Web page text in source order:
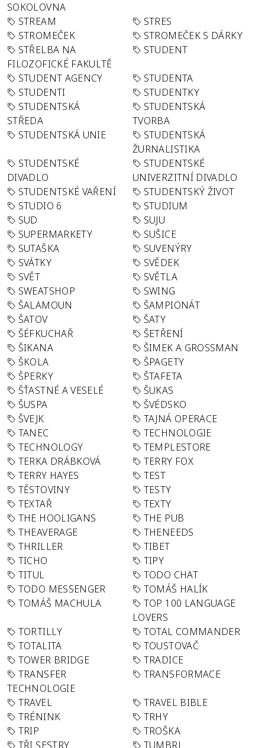
SOKOLOVNA
STREAM
STRES
STROMEČEK
STROMEČEK S DÁRKY
STŘELBA NA
FILOZOFICKÉ FAKULTĚ
STUDENT
STUDENT AGENCY
STUDENTA
STUDENTI
STUDENTKY
STUDENTSKÁ
STŘEDA
STUDENTSKÁ
TVORBA
STUDENTSKÁ UNIE
STUDENTSKÁ
ŽURNALISTIKA
STUDENTSKÉ
DIVADLO
STUDENTSKÉ
UNIVERZITNÍ DIVADLO
STUDENTSKÉ VAŘENÍ
STUDENTSKÝ ŽIVOT
STUDIO 6
STUDIUM
SUD
SUJU
SUPERMARKETY
SUŠICE
SUTAŠKA
SUVENÝRY
SVÁTKY
SVĚDEK
SVĚT
SVĚTLA
SWEATSHOP
SWING
ŠALAMOUN
ŠAMPIONÁT
ŠATOV
ŠATY
ŠÉFKUCHAŘ
ŠETŘENÍ
ŠIKANA
ŠIMEK A GROSSMAN
ŠKOLA
ŠPAGETY
ŠPERKY
ŠTAFETA
ŠŤASTNÉ A VESELÉ
ŠUKAS
ŠUSPA
ŠVÉDSKO
ŠVEJK
TAJNÁ OPERACE
TANEC
TECHNOLOGIE
TECHNOLOGY
TEMPLESTORE
TERKA DRÁBKOVÁ
TERRY FOX
TERRY HAYES
TEST
TĚSTOVINY
TESTY
TEXTAŘ
TEXTY
THE HOOLIGANS
THE PUB
THEAVERAGE
THENEEDS
THRILLER
TIBET
TICHO
TIPY
TITUL
TODO CHAT
TODO MESSENGER
TOMÁŠ HALÍK
TOMÁŠ MACHULA
TOP 100 LANGUAGE
LOVERS
TORTILLY
TOTAL COMMANDER
TOTALITA
TOUSTOVAČ
TOWER BRIDGE
TRADICE
TRANSFER
TECHNOLOGIE
TRANSFORMACE
TRAVEL
TRAVEL BIBLE
TRÉNINK
TRHY
TRIP
TROŠKA
TŘI SESTRY
TUMBRL